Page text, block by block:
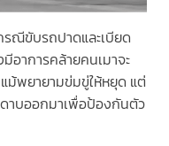
รณีขับรถปาดและเบียด
อาการคล้ายคนเมาจะ
แม้พยายามข่มขู่ให้หยุด แต่
าบออกมาเพื่อป้องกันตัว